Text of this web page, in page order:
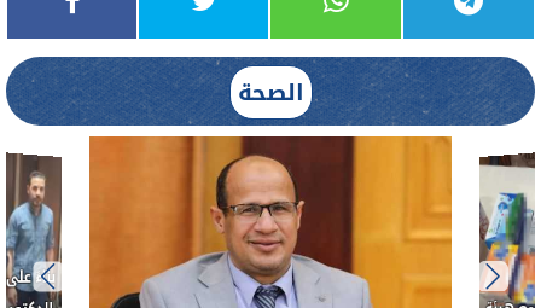
الصحة
بناءً
حادث